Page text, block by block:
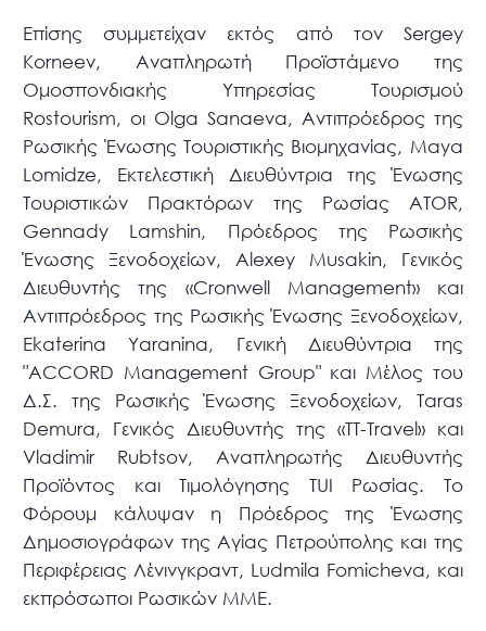
Επίσης συμμετείχαν εκτός από τον Sergey
Korneev, Αναπληρωτή Προϊστάμενο της
Ομοσπονδιακής Υπηρεσίας Τουρισμού
Rostourism, οι Olga Sanaeva, Αντιπρόεδρος της
Ρωσικής Ένωσης Τουριστικής Βιομηχανίας, Maya
Lomidze, Εκτελεστική Διευθύντρια της Ένωσης
Τουριστικών Πρακτόρων της Ρωσίας ATOR,
Gennady Lamshin, Πρόεδρος της Ρωσικής
Ένωσης Ξενοδοχείων, Alexey Musakin, Γενικός
Διευθυντής της «Cronwell Management» και
Αντιπρόεδρος της Ρωσικής Ένωσης Ξενοδοχείων,
Ekaterina Yaranina, Γενική Διευθύντρια της
"ACCORD Management Group" και Μέλος του
Δ.Σ. της Ρωσικής Ένωσης Ξενοδοχείων, Taras
Demura, Γενικός Διευθυντής της «TT-Travel» και
Vladimir Rubtsov, Αναπληρωτής Διευθυντής
Προϊόντος και Τιμολόγησης TUI Ρωσίας. Το
Φόρουμ κάλυψαν η Πρόεδρος της Ένωσης
Δημοσιογράφων της Αγίας Πετρούπολης και της
Περιφέρειας Λένινγκραντ, Ludmila Fomicheva, και
εκπρόσωποι Ρωσικών ΜΜΕ.